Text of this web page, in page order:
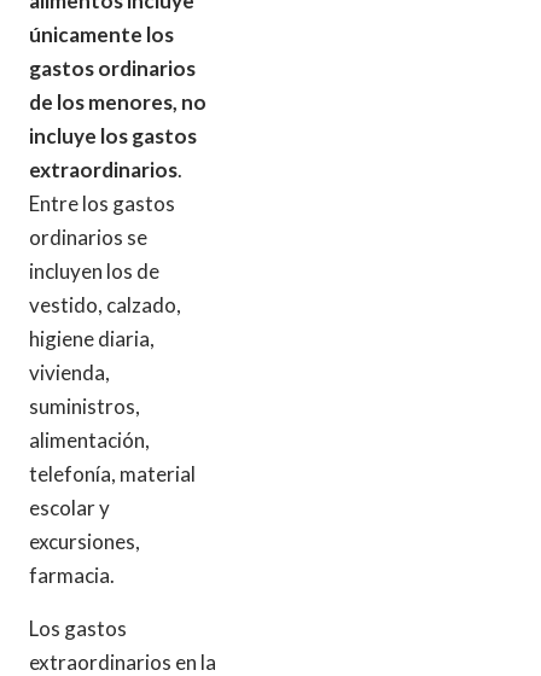
únicamente los
gastos ordinarios
de los menores, no
incluye los gastos
extraordinarios.
Entre los gastos
ordinarios se
incluyen los de
vestido, calzado,
higiene diaria,
vivienda,
suministros,
alimentación,
telefonía, material
escolar y
excursiones,
farmacia.
Los gastos
extraordinarios en la